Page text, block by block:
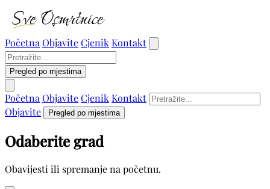
Početna ObjaviteCjenik Kontakt
Pregled po mjestima
Početna ObjaviteCjenik Kontakt
Objavite
Pregled po mjestima
Odaberite grad
Obavijesti ili spremanje na početnu.